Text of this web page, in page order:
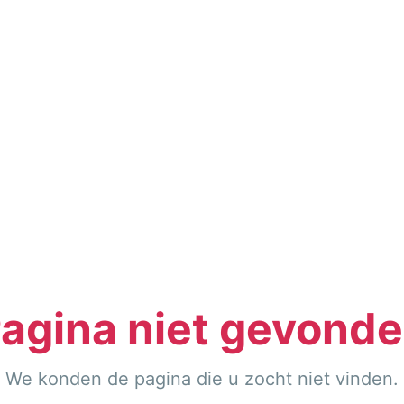
niet
We konden de pagina die u zocht niet vinden.